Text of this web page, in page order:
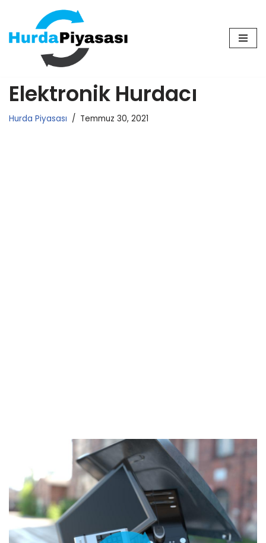
İçeriğe
geç
Elektronik Hurdacı
Hurda Piyasası Temmuz 30, 2021